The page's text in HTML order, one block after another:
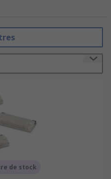
flexible plastic
film.
used for?
as mobile
terminals, LCD
and other small
to an LCD.
FFC and
de stock